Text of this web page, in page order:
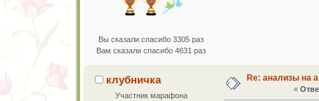
Вы сказали спасибо 3305 раз
Вам сказали спасибо 4631 раз
клубничка
Участник марафона
Re: анализы на
«